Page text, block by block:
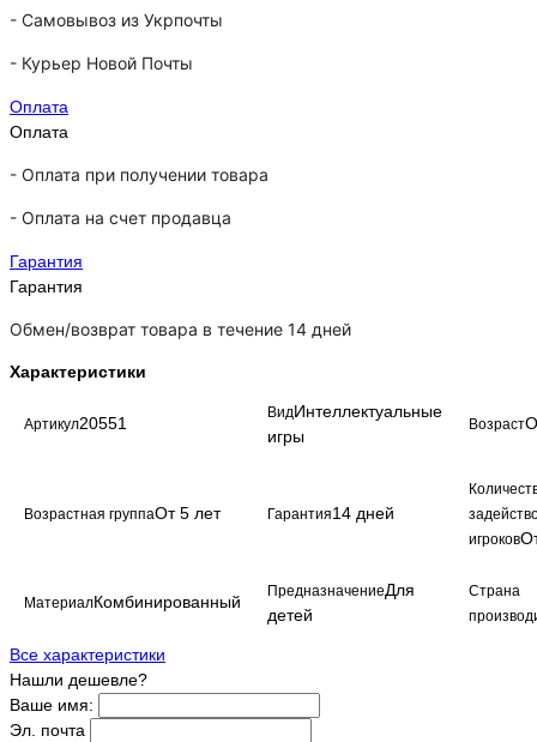
- Самовывоз из Укрпочты
- Курьер Новой Почты
Оплата
Оплата
- Оплата при получении товара
- Оплата на счет продавца
Гарантия
Гарантия
Обмен/возврат товара в течение 14 дней
Характеристики
Артикул20551
ВидИнтеллектуальные
игры
Возраст
Возрастная группаОт 5 лет Гарантия14 дней
игроков
МатериалКомбинированный
ПредназначениеДля
детей
Страна
Все характеристики
Нашли дешевле?
Ваше имя:
Эл. почта